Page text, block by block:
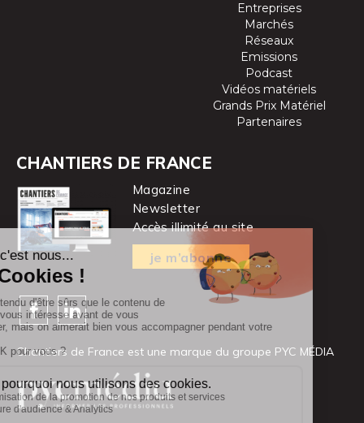
Entreprises
Marchés
Réseaux
Emissions
Podcast
Vidéos matériels
Grands Prix Matériel
Partenaires
CHANTIERS DE FRANCE
Magazine
Newsletter
Accès illimité au site
je m’abonne
Chantiers de France est une marque du groupe PYC MÉDIA